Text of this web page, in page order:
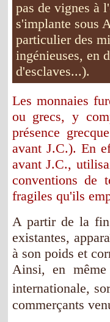
pas de vignes à
s'implante sous
particulier des
ingénieuses, en
d'esclaves...).
Les monnaies
ou grecs, y
présence
avant J.C.). En
avant J.C.,
conventions de
fragiles qu'ils
A partir de la fin
existantes,
à son poids et
Ainsi, en
internationale,
commerçants